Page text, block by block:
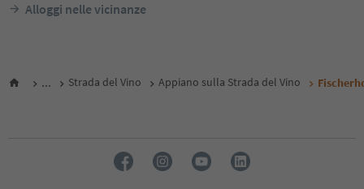
Alloggi nelle vicinanze
... Strada del Vino Appiano sulla Strada del Vino